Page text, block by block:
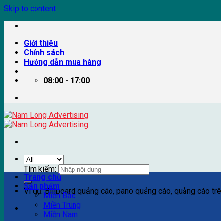
Skip to content
Giới thiệu
Chính sách
Hướng dẫn mua hàng
08:00 - 17:00
Tìm kiếm:
Ví dụ: Billboard quảng cáo, pano quảng cáo, quảng cáo
Trang chủ
Sản phẩm
Miền Bắc
Miền Trung
Miền Nam